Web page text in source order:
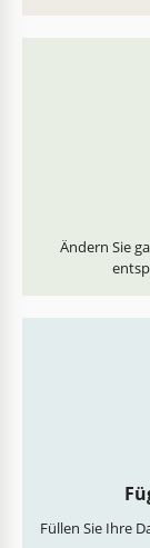
Ändern Sie
Füllen Sie Ihre